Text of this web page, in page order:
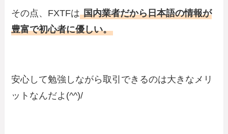
その点、FXTFは国内業者だから日本語の情報が
豊富で初心者に優しい。
安心して勉強しながら取引できるのは大きなメリ
ットなんだよ(^^)/